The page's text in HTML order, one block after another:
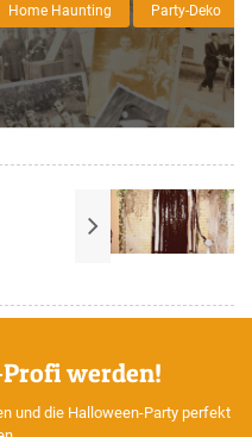
Party-Deko
werden!
und die Halloween-Party perfekt